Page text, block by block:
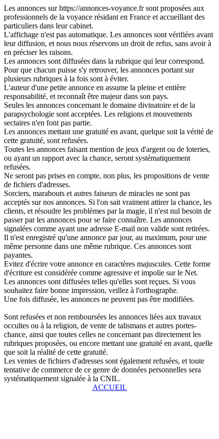
Les annonces sur https://annonces-voyance.fr sont proposées aux
professionnels de la voyance résidant en France et accueillant des
particuliers dans leur cabinet.
L'affichage n'est pas automatique. Les annonces sont vérifiées avant
leur diffusion, et nous nous réservons un droit de refus, sans avoir à
en préciser les raisons.
Les annonces sont diffusées dans la rubrique qui leur correspond.
Pour que chacun puisse s'y retrouver, les annonces portant sur
plusieurs rubriques à la fois sont à éviter.
L'auteur d'une petite annonce en assume la pleine et entière
responsabilité, et reconnaît être majeur dans son pays.
Seules les annonces concernant le domaine divinatoire et de la
parapsychologie sont acceptées. Les religions et mouvements
sectaires n'en font pas partie.
Les annonces mettant une gratuité en avant, quelque soit la vérité de
cette gratuité, sont refusées.
Toutes les annonces faisant mention de jeux d'argent ou de loteries,
ou ayant un rapport avec la chance, seront systématiquement
refusées.
Ne seront pas prises en compte, non plus, les propositions de vente
de fichiers d'adresses.
Sorciers, marabouts et autres faiseurs de miracles ne sont pas
acceptés sur nos annonces. Si l'on sait vraiment attirer la chance, les
clients, et résoudre les problèmes par la magie, il n'est nul besoin de
passer par les annonces pour se faire connaître. Les annonces
signalées comme ayant une adresse E-mail non valide sont retirées.
Il n'est enregistré qu'une annonce par jour, au maximum, pour une
même personne dans une même rubrique. Ces annonces sont
payantes.
Evitez d'écrire votre annonce en caractères majuscules. Cette forme
d'écriture est considérée comme agressive et impolie sur le Net.
Les annonces sont diffusées telles qu'elles sont reçues. Si vous
souhaitez faire bonne impression, veillez à l'orthographe.
Une fois diffusée, les annonces ne peuvent pas être modifiées.
Sont refusées et non remboursées les annonces liées aux travaux
occultes ou à la religion, de vente de talismans et autres portes-
chance, ainsi que toutes celles ne concernant pas directement les
rubriques proposées, ou encore mettant une gratuité en avant, quelle
que soit la réalité de cette gratuité.
Les ventes de fichiers d'adresses sont également refusées, et toute
tentative de commerce de ce genre de données personnelles sera
systématiquement signalée à la CNIL.
ACCUEIL